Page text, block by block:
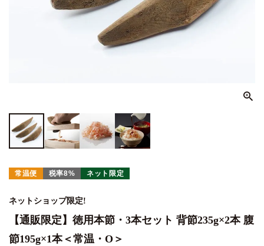
常温便 税率8% ネット限定
ネットショップ限定!
【通販限定】徳用本節・3本セット 背節235g×2本 腹
節195g×1本＜常温・O＞